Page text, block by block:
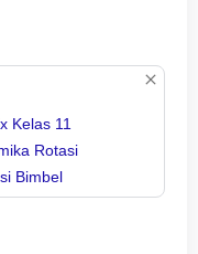
Kelas 11
Rotasi
Bimbel